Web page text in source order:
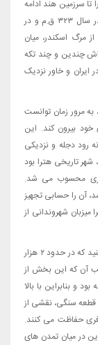
تا سرزمین هند ادامه
داد. اما خوشی های اسکندر مقدونی دوامی نداشت و در سال ۳۲۳ ق.م و در
مرگ اسکندر، میان
اش چندین و چند تکه
ایران و خاور نزدیک
به مرور زمان توانست
خود بیرون کند. این
رود دجله و نزدیکی
شهر تاریخی هترا بود
محسوب می شد.
آن را حسابی تجهیز
شهروندانی از
در پیش رو بخشی از تزئینات سر در کاخ شهر هترا را می بینید که در حدود ۲ هزار
آن که این بخش از
و بنابراین با بالا
سنگی، نقشی از
حفاظت می کنند.
در میان تمدن های